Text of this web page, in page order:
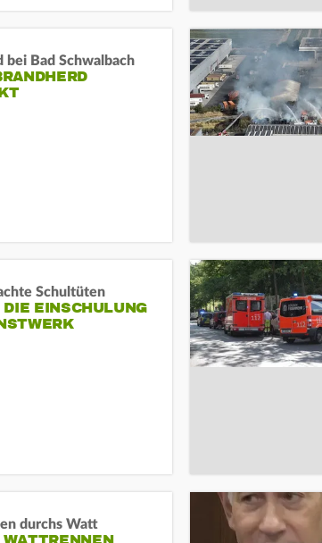
bei Bad Schwalbach
Schultüten
DIE EINSCHULUNG
durchs Watt